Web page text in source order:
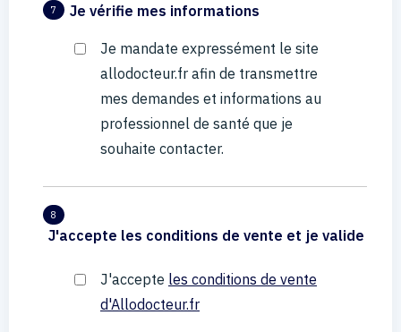
7 Je vérifie mes informations
Je mandate expressément le site
allodocteur.fr afin de transmettre
mes demandes et informations au
professionnel de santé que je
souhaite contacter.
8
J'accepte les conditions de vente et je valide
J'accepte les conditions de vente
d'Allodocteur.fr